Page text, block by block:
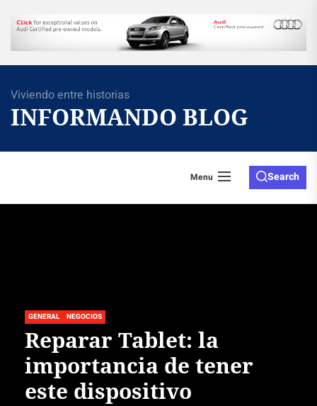
Skip
the
Viviendo entre historias
INFORMANDO BLOG
Menu Search
GENERAL NEGOCIOS
Reparar Tablet: la
importancia de tener
este dispositivo